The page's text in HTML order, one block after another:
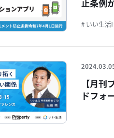
止条例
# いい生活
【月
ドフォ